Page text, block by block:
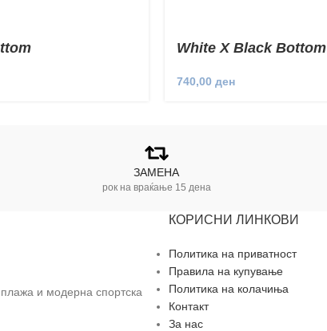
White X Black Bottom
740,00 ден
ЗАМЕНА
рок на враќање 15 дена
и модерна спортска
КОРИСНИ ЛИНКОВИ
Политика на приватност
Правила на купување
Политика на колачиња
Контакт
За нас